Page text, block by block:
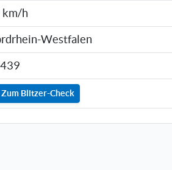
km/h
Westfalen
Zum Blitzer-Check